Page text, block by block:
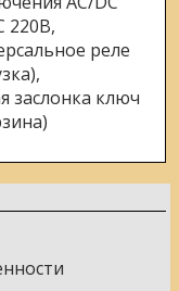
220В,
реле
заслонка ключ